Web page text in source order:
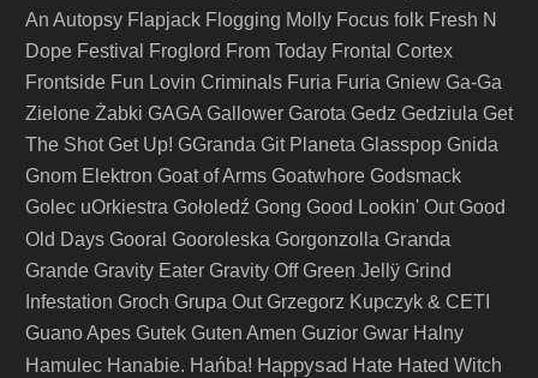
An Autopsy Flapjack Flogging Molly Focus folk Fresh N
Dope Festival
Froglord From Today Frontal Cortex
Frontside Fun Lovin Criminals Furia Furia Gniew Ga-Ga
Zielone Żabki GAGA Gallower Garota Gedz Gedziula Get
The Shot Get Up! GGranda Git Planeta Glasspop Gnida
Gnom Elektron Goat of Arms Goatwhore Godsmack
Golec uOrkiestra Gołoledź Gong Good Lookin' Out Good
Old Days Gooral Gooroleska Gorgonzolla Granda
Grande Gravity Eater Gravity Off Green Jellÿ Grind
Infestation Groch Grupa Out Grzegorz Kupczyk & CETI
Guano Apes Gutek Guten Amen Guzior Gwar Halny
Hamulec Hanabie. Hańba! Happysad Hate Hated Witch